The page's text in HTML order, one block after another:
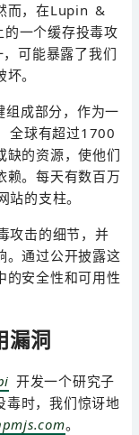
而，在Lupin &
一个缓存投毒攻
可能暴露了我们
。
成部分，作为一
全球有超过1700
缺的资源，使他们
赖。每天有数百万
的支柱。
攻击的细节，并
。通过公开披露这
的安全性和可用性
漏洞
开发一个研究子
时，我们惊讶地
。